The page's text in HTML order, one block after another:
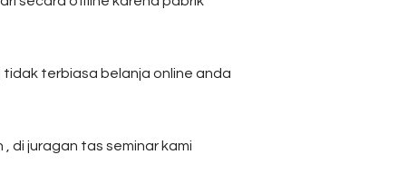
terbiasa belanja online anda
di juragan tas seminar kami